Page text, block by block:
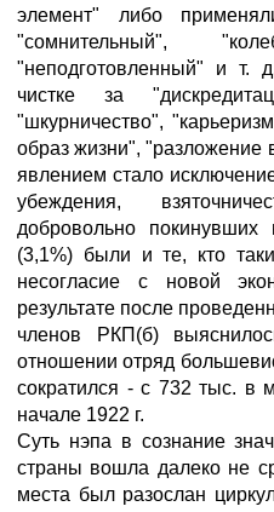
элемент" либо
"сомнительный",
"неподготовленный" и т.
чистке за
"шкурничество",
образ жизни", "разложение
явлением стало
убеждения,
добровольно
(3,1%) были и те, кто
несогласие с новой
результате после
членов РКП(б)
отношении отряд
сократился - с 732 тыс. в
начале 1922 г.
Суть нэпа в сознание
страны вошла далеко не
места был разослан